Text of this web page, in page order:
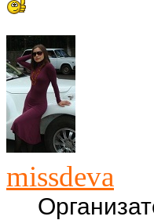
missdeva